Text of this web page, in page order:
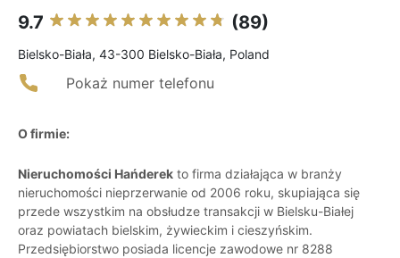
9.7 (89)
Bielsko-Biała, 43-300 Bielsko-Biała, Poland
Pokaż numer telefonu
O firmie:
Nieruchomości Hańderek to firma działająca w branży
nieruchomości nieprzerwanie od 2006 roku, skupiająca się
przede wszystkim na obsłudze transakcji w Bielsku-Białej
oraz powiatach bielskim, żywieckim i cieszyńskim.
Przedsiębiorstwo posiada licencje zawodowe nr 8288